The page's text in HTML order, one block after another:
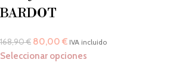
BARDOT
168,90€ 80,00 € IVA incluido
Seleccionar opciones